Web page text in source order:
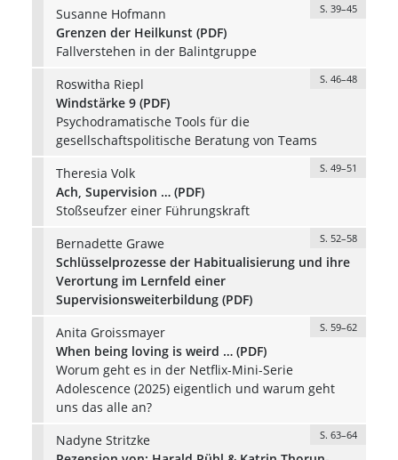
Susanne Hofmann
S. 39–45
Grenzen der Heilkunst (PDF)
Fallverstehen in der Balintgruppe
Roswitha Riepl
S. 46–48
Windstärke 9 (PDF)
Psychodramatische Tools für die
gesellschaftspolitische Beratung von Teams
Theresia Volk
S. 49–51
Ach, Supervision … (PDF)
Stoßseufzer einer Führungskraft
Bernadette Grawe
S. 52–58
Schlüsselprozesse der Habitualisierung und ihre
Verortung im Lernfeld einer
Supervisionsweiterbildung (PDF)
Anita Groissmayer
S. 59–62
When being loving is weird … (PDF)
Worum geht es in der Netflix-Mini-Serie
Adolescence (2025) eigentlich und warum geht
uns das alle an?
Nadyne Stritzke
S. 63–64